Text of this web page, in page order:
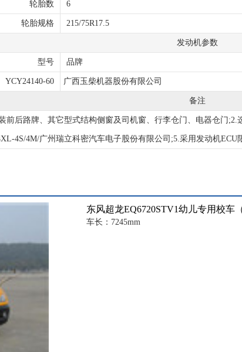
轮胎数 6
轮胎规格 215/75R17.5
发动机参数
型号 品牌
YCY24140-60 广西玉柴机器股份有限公司
备注
前后路牌、其它型式结构侧窗及司机窗、行李仓门、电器仓门
4S/4M/广州瑞立科密汽车电子股份有限公司;5.采用发动机ECU
东风超龙EQ6720STV1幼儿专用校车
车长：7245mm